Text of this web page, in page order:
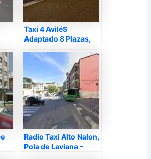
Taxi 4 AviléS
Adaptado 8 Plazas,
Radio Taxi Alto Nalon,
Pola de Laviana –